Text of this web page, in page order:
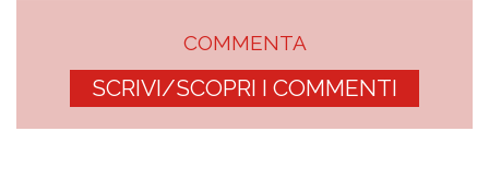
COMMENTA
SCRIVI/SCOPRI I COMMENTI